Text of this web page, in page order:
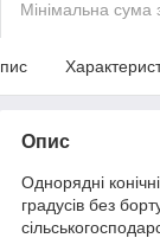
Мінімальна
Опис
Однорядні
градусів без